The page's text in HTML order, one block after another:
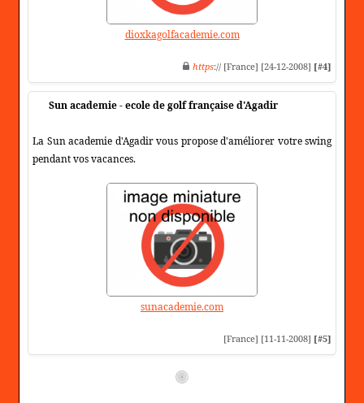
dioxkagolfacademie.com
https:// [France] [24-12-2008] [#4]
Sun academie - ecole de golf française d'Agadir
La Sun academie d'Agadir vous propose d'améliorer votre swing
pendant vos vacances.
sunacademie.com
[France] [11-11-2008] [#5]